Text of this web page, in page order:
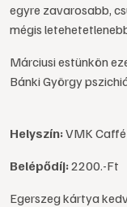
egyre zavarosabb,
mégis
Márciusi estünkön
Bánki György
Helyszín:VMK Caffé
Belépődíj:2200.-Ft
Egerszeg kártya